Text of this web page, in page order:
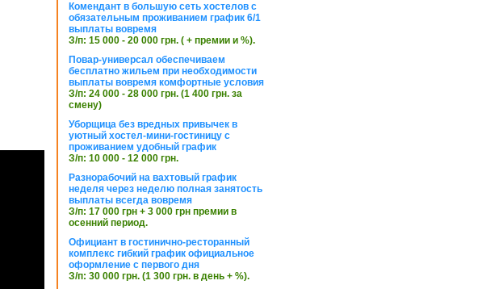
Комендант в большую сеть хостелов с
обязательным проживанием график 6/1
выплаты вовремя
З/п: 15 000 - 20 000 грн. ( + премии и %).
Повар-универсал обеспечиваем
бесплатно жильем при необходимости
выплаты вовремя комфортные условия
З/п: 24 000 - 28 000 грн. (1 400 грн. за
смену)
Уборщица без вредных привычек в
уютный хостел-мини-гостиницу с
проживанием удобный график
З/п: 10 000 - 12 000 грн.
Разнорабочий на вахтовый график
неделя через неделю полная занятость
выплаты всегда вовремя
З/п: 17 000 грн + 3 000 грн премии в
осенний период.
Официант в гостинично-ресторанный
комплекс гибкий график официальное
оформление с первого дня
З/п: 30 000 грн. (1 300 грн. в день + %).